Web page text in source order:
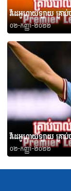
វីដេអូហាយឡាយ គ្រាប់
០២-កញ្ញា-២០២២
វីដេអូហាយឡាយ គ្រាប់
០២-កញ្ញា-២០២២